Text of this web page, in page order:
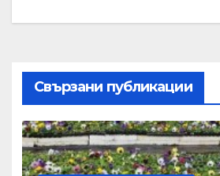
Свързани публикации